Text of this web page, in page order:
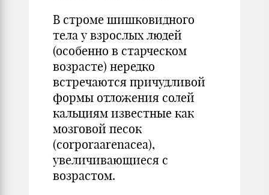
В строме шишковидного
тела у взрослых людей
(особенно в старческом
возрасте) нередко
встречаются причудливой
формы отложения солей
кальциям известные как
мозговой песок
(corporaarenacea),
увеличивающиеся с
возрастом.